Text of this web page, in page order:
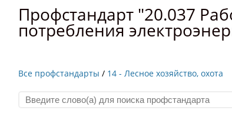
Профстандарт "20.037
потребления
Все профстандарты / 14 - Лесное хозяйство, охота